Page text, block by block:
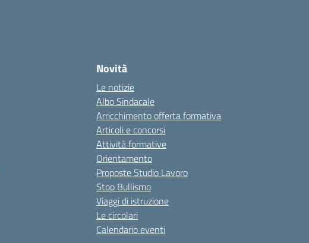
Novità
Le notizie
Albo Sindacale
Arricchimento offerta formativa
Articoli e concorsi
Attività formative
Orientamento
Proposte Studio Lavoro
Stop Bullismo
Viaggi di istruzione
Le circolari
Calendario eventi